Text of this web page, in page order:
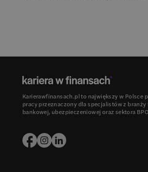
Karierawfinansach.pl to największy w Polsce
pracy przeznaczony dla specjalistów z
bankowej, ubezpieczeniowej oraz sektora